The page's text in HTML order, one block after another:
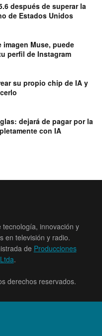
después de superar la
de Estados Unidos
imagen Muse, puede
perfil de Instagram
su propio chip de IA y
dejará de pagar por la
con IA
innovación y
en televisión y radio.
de Producciones
.
derechos reservados.